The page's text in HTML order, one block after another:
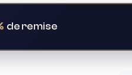
de remise